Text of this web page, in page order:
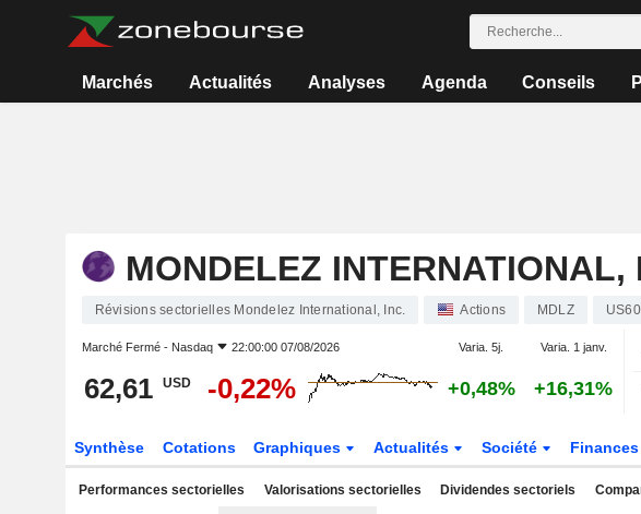
Marchés Actualités Analyses Agenda Conseils
MONDELEZ INTERNATIONAL,
Révisions sectorielles Mondelez International, Inc. Actions MDLZ
Marché Fermé - Nasdaq 22:00:00 07/08/2026 Varia. 5j. Varia. 1 janv.
62,61 USD -0,22% +0,48% +16,31%
Synthèse Cotations Graphiques Actualités Société Finances
Performances sectorielles Valorisations sectorielles Dividendes sectoriels